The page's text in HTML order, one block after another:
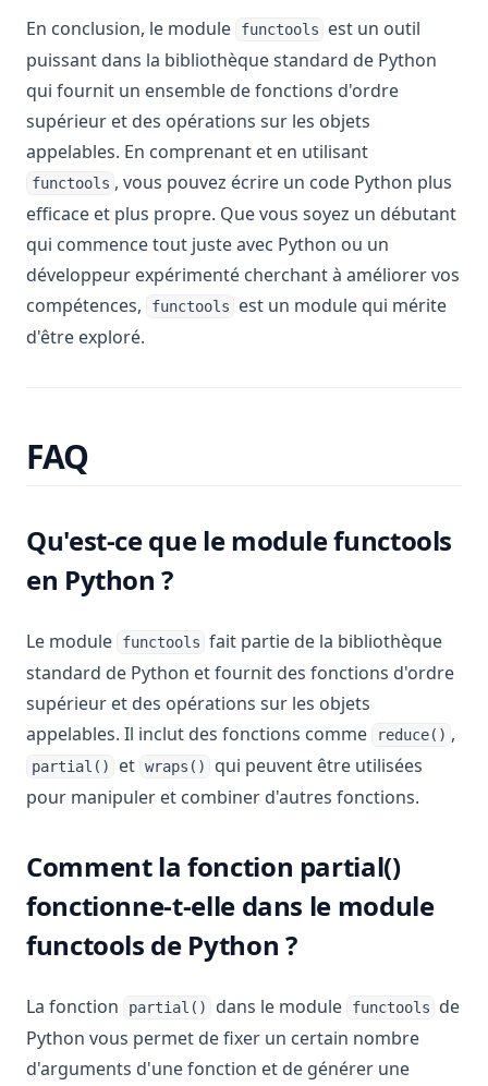
En conclusion, le module functools
est un outil
puissant dans la bibliothèque standard de Python
qui fournit un ensemble de fonctions d'ordre
supérieur et des opérations sur les objets
appelables. En comprenant et en utilisant
functools , vous pouvez écrire un code Python plus
efficace et plus propre. Que vous soyez un débutant
qui commence tout juste avec Python ou un
développeur expérimenté cherchant à améliorer vos
compétences,
functools
est un module qui mérite
d'être exploré.
FAQ
Qu'est-ce que le module functools
en Python ?
Le module functools fait partie de la bibliothèque
standard de Python et fournit des fonctions d'ordre
supérieur et des opérations sur les objets
appelables. Il inclut des fonctions comme
reduce() ,
partial() et wraps()
qui peuvent être utilisées
pour manipuler et combiner d'autres fonctions.
Comment la fonction partial()
fonctionne-t-elle dans le module
functools de Python ?
La fonction partial() dans le module functools
de
Python vous permet de fixer un certain nombre
d'arguments d'une fonction et de générer une